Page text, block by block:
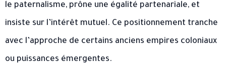
le paternalisme, prône une égalité partenariale, et
insiste sur l’intérêt mutuel. Ce positionnement tranche
avec l’approche de certains anciens empires coloniaux
ou puissances émergentes.